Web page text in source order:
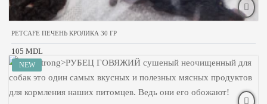
PETCAFE ПЕЧЕНЬ КРОЛИКА 30 ГР
105 MDL